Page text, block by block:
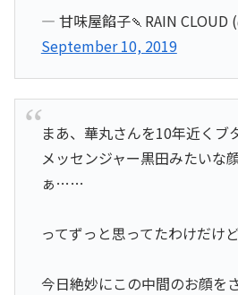
— 甘味屋餡子🍡RAIN CLOUD
September 10, 2019
まあ、華丸さんを10年近くブ
メッセンジャー黒田みたいな
ぁ……
ってずっと思ってたわけだけど
今日絶妙にこの中間のお顔を